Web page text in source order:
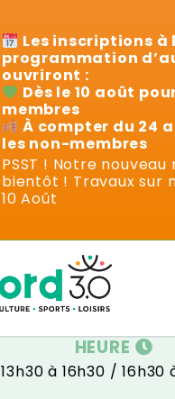
Les inscriptions à
programmation
ouvriront :
Dès le 10 août
membres
À compter du 24
les non-membres
PSST ! Notre
bientôt ! Travaux sur
10 Août
DATE
mercredis de
HEURE
13h30 à 16h30 / 16h30